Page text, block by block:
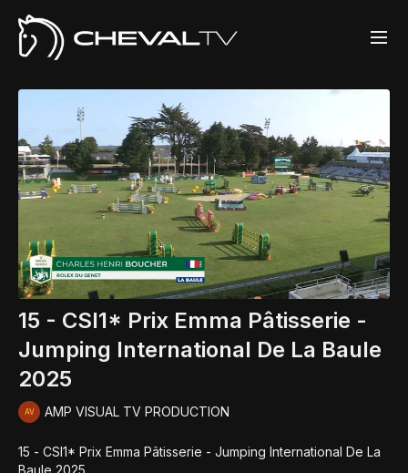
15 - CSI1* Prix Emma Pâtisserie -
Jumping International De La Baule
2025
AMP VISUAL TV PRODUCTION
15 - CSI1* Prix Emma Pâtisserie - Jumping International De La
Baule 2025